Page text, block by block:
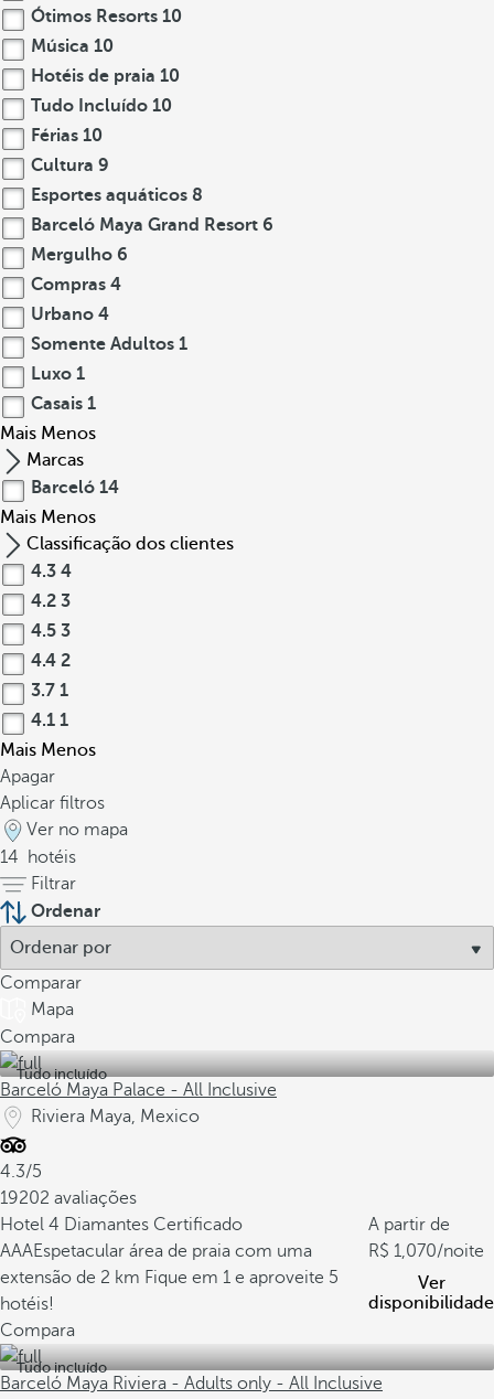
Ótimos Resorts 10
Música 10
Hotéis de praia 10
Tudo Incluído 10
Férias 10
Cultura 9
Esportes aquáticos 8
Barceló Maya Grand Resort 6
Mergulho 6
Compras 4
Urbano 4
Somente Adultos 1
Luxo 1
Casais 1
Mais Menos
Marcas
Barceló 14
Mais Menos
Classificação dos clientes
4.3 4
4.2 3
4.5 3
4.4 2
3.7 1
4.1 1
Mais Menos
Apagar
Aplicar filtros
Ver no mapa
14
hotéis
Filtrar
Ordenar
Comparar
Mapa
Compara
Tudo incluído
Barceló Maya Palace - All Inclusive
Riviera Maya, Mexico
4.3/5
19202 avaliações
Hotel 4 Diamantes Certificado
AAAEspetacular área de praia com uma
extensão de 2 km Fique em 1 e aproveite 5
hotéis!
A partir de
1,070/noite
Ver
disponibilidade
Compara
Tudo incluído
Barceló Maya Riviera - Adults only - All Inclusive